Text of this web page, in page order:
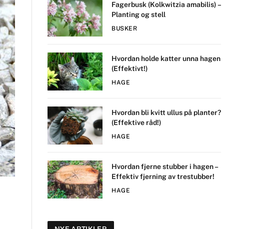
Fagerbusk (Kolkwitzia amabilis) –
Planting og stell
BUSKER
Hvordan holde katter unna hagen
(Effektivt!)
HAGE
Hvordan bli kvitt ullus på planter?
(Effektive råd!)
HAGE
Hvordan fjerne stubber i hagen –
Effektiv fjerning av trestubber!
HAGE